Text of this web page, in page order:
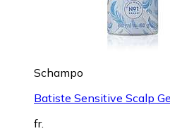
Schampo
Batiste Sensitive Scalp
fr.